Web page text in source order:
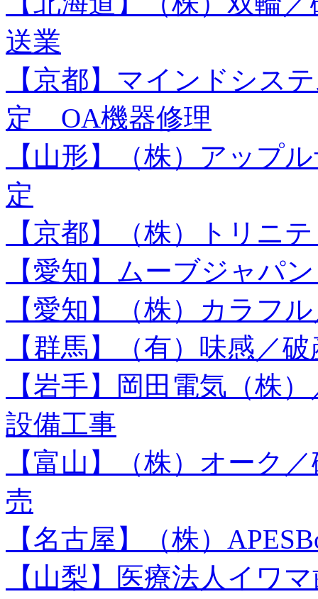
送業
【京都】マインドシス
定 OA機器修理
【山形】（株）アップ
定
【京都】（株）トリニ
【愛知】ムーブジャパ
【愛知】（株）カラフ
【群馬】（有）味感／
【岩手】岡田電気（株
設備工事
【富山】（株）オーク
売
【名古屋】（株）
【山梨】医療法人イワ